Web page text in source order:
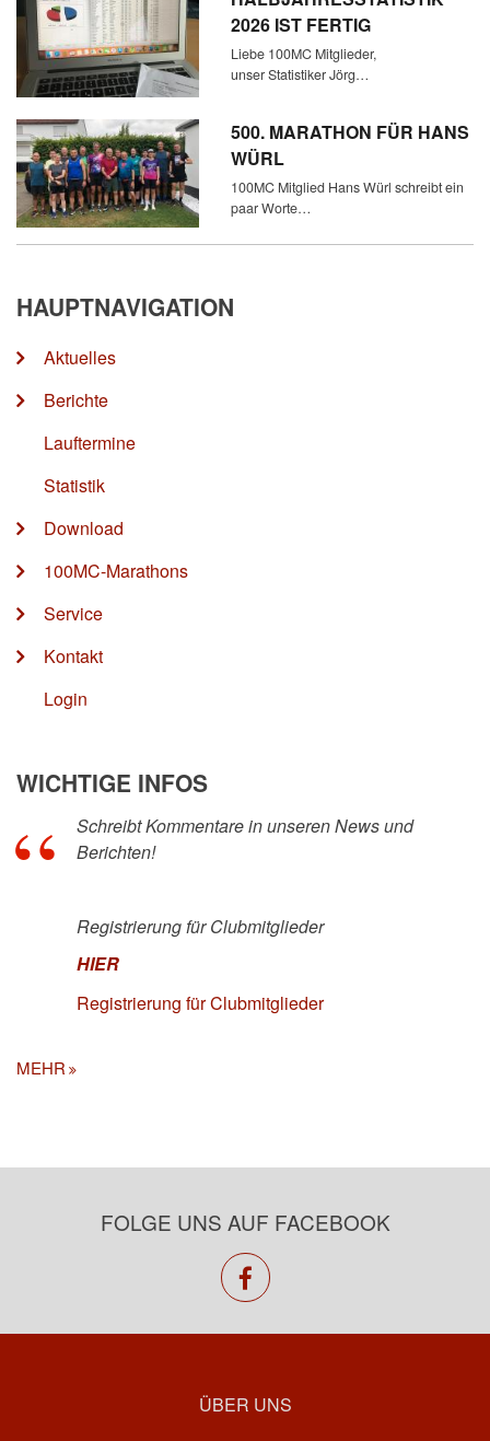
2026 IST FERTIG
Liebe 100MC Mitglieder,
unser Statistiker Jörg…
500. MARATHON FÜR HANS
WÜRL
100MC Mitglied Hans Würl schreibt ein
paar Worte…
HAUPTNAVIGATION
Aktuelles
Berichte
Lauftermine
Statistik
Download
100MC-Marathons
Service
Kontakt
Login
WICHTIGE INFOS
Schreibt Kommentare in unseren News und
Berichten!
Registrierung für Clubmitglieder
HIER
Registrierung für Clubmitglieder
MEHR
FOLGE UNS AUF FACEBOOK
facebook
ÜBER UNS